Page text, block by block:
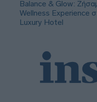
Balance & Glow:
Wellness Experience
Luxury Hotel